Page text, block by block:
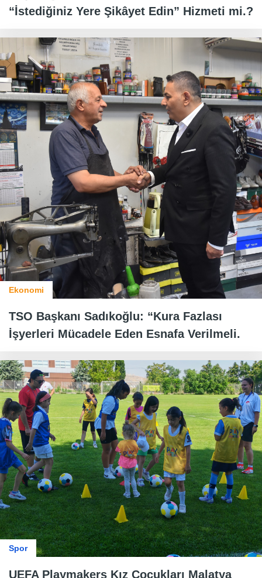
“İstediğiniz Yere Şikâyet Edin” Hizmeti mi.?
Ekonomi
TSO Başkanı Sadıkoğlu: “Kura Fazlası
İşyerleri Mücadele Eden Esnafa Verilmeli.
Spor
UEFA Playmakers Kız Çocukları Malatya